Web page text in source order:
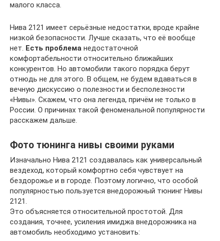
малого класса.
Нива 2121 имеет серьёзные недостатки, вроде крайне
низкой безопасности. Лучше сказать, что её вообще
нет. Есть проблема недостаточной
комфортабельности относительно ближайших
конкурентов. Но автомобили такого порядка берут
отнюдь не для этого. В общем, не будем вдаваться в
вечную дискуссию о полезности и бесполезности
«Нивы». Скажем, что она легенда, причём не только в
России. О причинах такой феноменальной популярности
расскажем дальше.
Фото тюнинга нивы своими руками
Изначально Нива 2121 создавалась как универсальный
вездеход, который комфортно себя чувствует на
бездорожье и в городе. Поэтому логично, что особой
популярностью пользуется внедорожный тюнинг Нивы
2121.
Это объясняется относительной простотой. Для
создания, точнее, усиления имиджа внедорожника на
автомобиль необходимо установить: